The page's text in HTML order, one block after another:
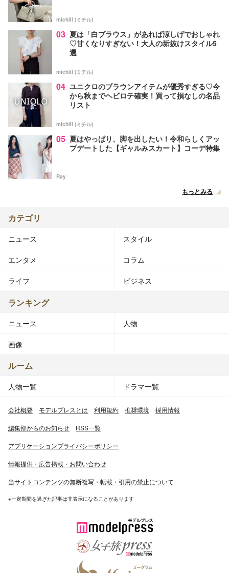
michill (ミチル)
03 夏は「白ブラウス」があれば涼しげでおしゃれ
♡甘くなりすぎない！大人の垢抜けスタイル5
選
michill (ミチル)
04 ユニクロのブラウンアイテムが優秀すぎる♡今
から秋までヘビロテ確実！買って損なしの名品
リスト
michill (ミチル)
05 夏はやっぱり、脚を出したい！令和らしくアッ
プデートした【ギャルみスカート】コーデ特集
Ray
もっとみる
カテゴリ
ニュース スタイル
エンタメ コラム
ライフ ビジネス
ランキング
ニュース 人物
画像
ルーム
人物一覧 ドラマ一覧
会社概要 モデルプレスとは 利用規約 推奨環境 採用情報
編集部からのお知らせ RSS一覧
アプリケーションプライバシーポリシー
情報提供・広告掲載・お問い合わせ
当サイトコンテンツの無断複写・転載・引用の禁止について
※一定期間を過ぎた記事は非表示になることがあります